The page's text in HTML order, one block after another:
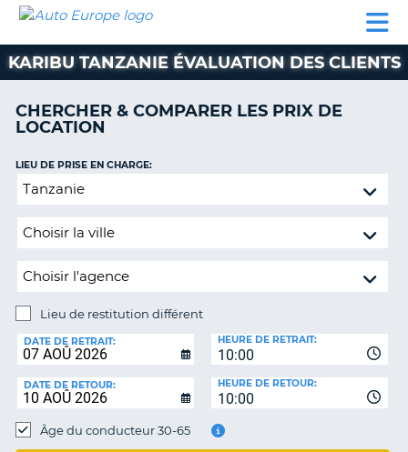
LOCATION
VOITURE
CAMPING-
CAR
CLIENT
AUTO
EUROPE
LOCATION
VOITURE
CAMPING-
CAR
PARTENAIRES
SUPPORT
CLIENT
COMPTE
MA
KARIBU TANZANIE ÉVALUATION DES CLIENTS
CHERCHER & COMPARER LES PRIX DE
LOCATION
Lieu
restitution
LIEU DE PRISE EN CHARGE:
Lieu de restitution différent
DE
RESTITUTION:
DATE DE RETRAIT:
10:00
HEURE DE RETRAIT:
DATE DE RETOUR:
10:00
HEURE DE RETOUR:
Âge du conducteur 30-65